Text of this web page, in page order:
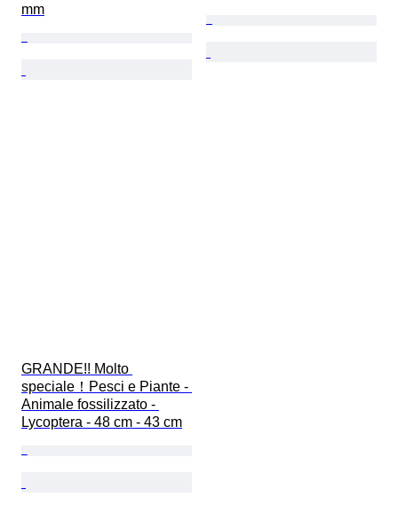
mm
GRANDE!! Molto
speciale！Pesci e Piante -
Animale fossilizzato -
Lycoptera - 48 cm - 43 cm